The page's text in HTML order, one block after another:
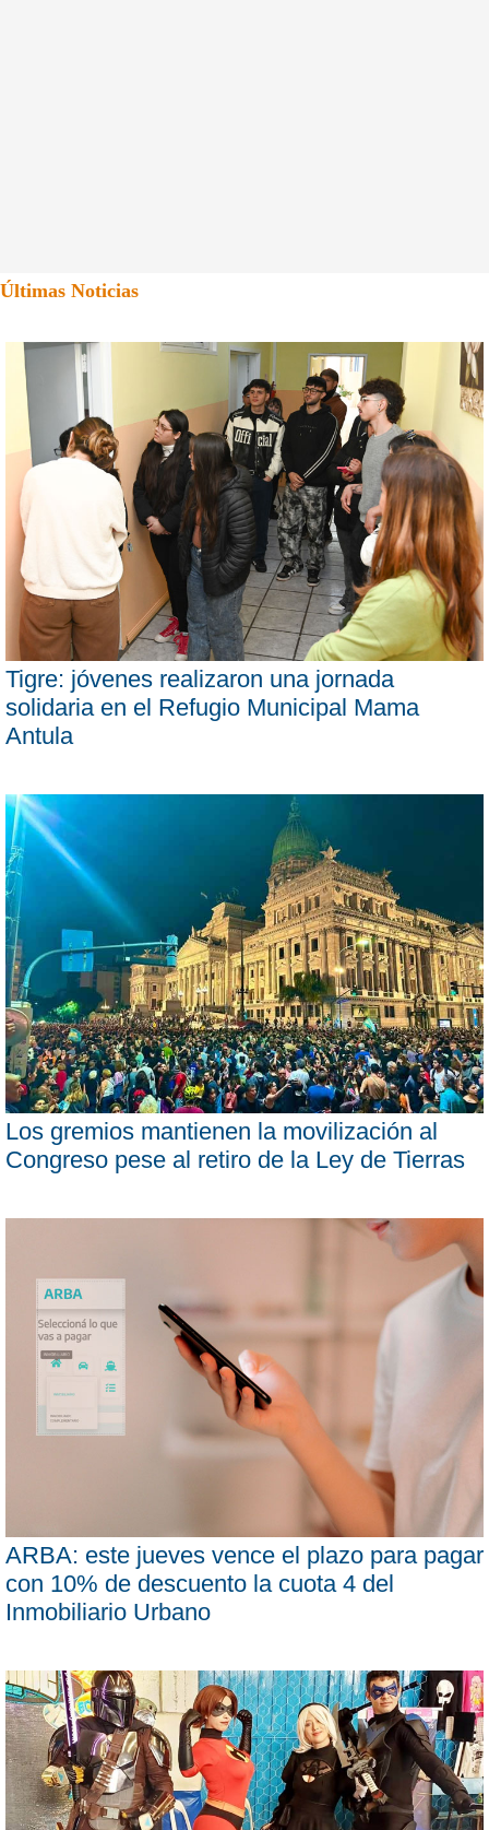
Últimas Noticias
Tigre: jóvenes realizaron una jornada
solidaria en el Refugio Municipal Mama
Antula
Los gremios mantienen la movilización al
Congreso pese al retiro de la Ley de Tierras
ARBA: este jueves vence el plazo para pagar
con 10% de descuento la cuota 4 del
Inmobiliario Urbano